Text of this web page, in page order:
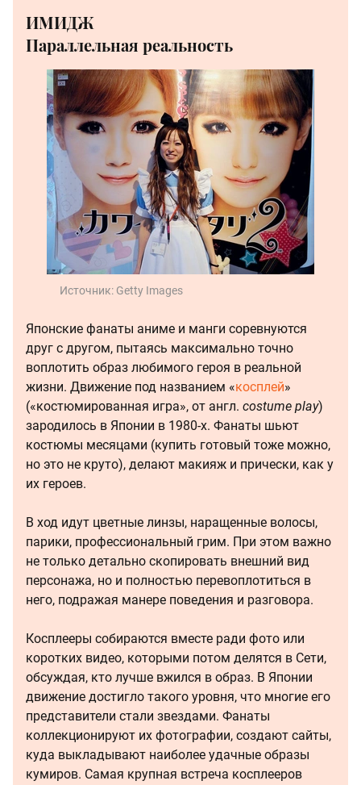
ИМИДЖ
Параллельная реальность
Источник: Getty Images
Японские фанаты аниме и манги соревнуются
друг с другом, пытаясь максимально точно
воплотить образ любимого героя в реальной
жизни. Движение под названием «косплей»
(«костюмированная игра», от англ. costume play)
зародилось в Японии в 1980-х. Фанаты шьют
костюмы месяцами (купить готовый тоже можно,
но это не круто), делают макияж и прически, как у
их героев.
В ход идут цветные линзы, наращенные волосы,
парики, профессиональный грим. При этом важно
не только детально скопировать внешний вид
персонажа, но и полностью перевоплотиться в
него, подражая манере поведения и разговора.
Косплееры собираются вместе ради фото или
коротких видео, которыми потом делятся в Сети,
обсуждая, кто лучше вжился в образ. В Японии
движение достигло такого уровня, что многие его
представители стали звездами. Фанаты
коллекционируют их фотографии, создают сайты,
куда выкладывают наиболее удачные образы
кумиров. Самая крупная встреча косплееров